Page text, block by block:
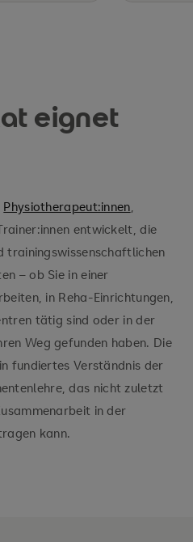
eignet
Physiotherapeut:innen,
entwickelt, die
trainingswissenschaftlichen
– ob Sie in einer
in Reha-Einrichtungen,
tätig sind oder in der
Weg gefunden haben. Die
fundiertes Verständnis der
das nicht zuletzt
in der
kann.